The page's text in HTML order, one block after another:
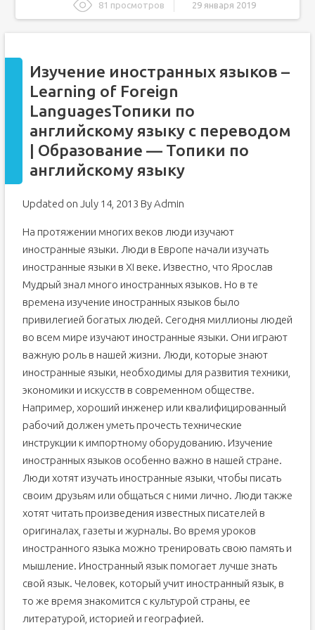
81 просмотров 29 января 2019
Сочинение на английском языке Изучение иностранных
языков/ Learning Foreign Languages с переводом на
русский язык бесплатно
Почему это так важно изучать иностранные языки?
Изучение иностранных языков –
Learning of Foreign
LanguagesТопики по
английскому языку с переводом
| Образование — Топики по
английскому языку
Updated on July 14, 2013 By Admin
На протяжении многих веков люди изучают
иностранные языки. Люди в Европе начали изучать
иностранные языки в XI веке. Известно, что Ярослав
Мудрый знал много иностранных языков. Но в те
времена изучение иностранных языков было
привилегией богатых людей. Сегодня миллионы людей
во всем мире изучают иностранные языки. Они играют
важную роль в нашей жизни. Люди, которые знают
иностранные языки, необходимы для развития техники,
экономики и искусств в современном обществе.
Например, хороший инженер или квалифицированный
рабочий должен уметь прочесть технические
инструкции к импортному оборудованию. Изучение
иностранных языков особенно важно в нашей стране.
Люди хотят изучать иностранные языки, чтобы писать
своим друзьям или общаться с ними лично. Люди также
хотят читать произведения известных писателей в
оригиналах, газеты и журналы. Во время уроков
иностранного языка можно тренировать свою память и
мышление. Иностранный язык помогает лучше знать
свой язык. Человек, который учит иностранный язык, в
то же время знакомится с культурой страны, ее
литературой, историей и географией.